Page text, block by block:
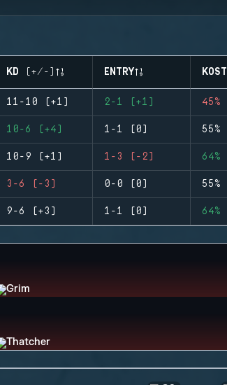
KD (+/-) ENTRY KOST
11-10 (+1) 2-1 (+1) 45%
10-6 (+4) 1-1 (0) 55%
10-9 (+1) 1-3 (-2) 64%
3-6 (-3) 0-0 (0) 55%
9-6 (+3) 1-1 (0) 64%